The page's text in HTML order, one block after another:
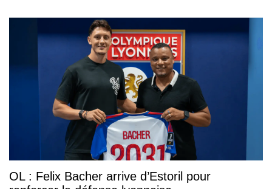
OL : Felix Bacher arrive d’Estoril pour